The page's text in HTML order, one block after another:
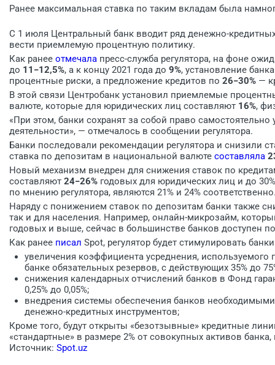
Ранее максимальная ставка по таким вкладам была
С 1 июля Центральный банк вводит ряд денежно-
вести приемлемую процентную политику.
Как ранее отмечала пресс-служба регулятора, на фоне
до 11−12,5%, а к концу 2021 года до 9%, установление
процентные риски, а предложение кредитов по 26−30% —
В этой связи Центробанк установил приемлемые
валюте, которые для юридических лиц составляют 16%,
«При этом, банки сохранят за собой право
деятельности», — отмечалось в сообщении регулятора.
Банки последовали рекомендации регулятора и снизили
ставка по депозитам в национальной валюте составляла
Новый механизм внедрен для снижения ставок по
составляют 24−26% годовых для юридических лиц и до
по мнению регулятора, являются 21% и 24%
Наряду с понижением ставок по депозитам банки также
так и для населения. Например, онлайн-микрозайм,
годовых и выше, сейчас в большинстве банков доступен
Как ранее писал Spot, регулятор будет стимулировать
увеличения коэффициента усреднения,
банке обязательных резервов, с действующих 35% до
снижения календарных отчислений банков в Фонд
0,25% до 0,05%;
внедрения системы обеспечения банков
денежно-кредитных инструментов;
Кроме того, будут открыты «безотзывные» кредитные
«стандартные» в размере 2% от совокупных активов
Источник: Spot.uz